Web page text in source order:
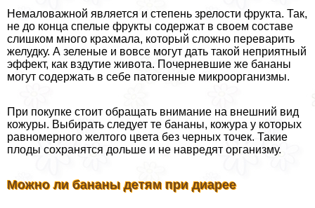
Немаловажной является и степень зрелости фрукта. Так,
не до конца спелые фрукты содержат в своем составе
слишком много крахмала, который сложно переварить
желудку. А зеленые и вовсе могут дать такой неприятный
эффект, как вздутие живота. Почерневшие же бананы
могут содержать в себе патогенные микроорганизмы.
При покупке стоит обращать внимание на внешний вид
кожуры. Выбирать следует те бананы, кожура у которых
равномерного желтого цвета без черных точек. Такие
плоды сохранятся дольше и не навредят организму.
Можно ли бананы детям при диарее